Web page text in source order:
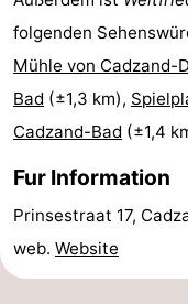
Forum
Route
-
Parken
Reisebuchshop
Adressen
Region
folgenden
Mühle von Cadzand-
Bad (±1,3 km),
Cadzand-Bad (±1,4
Fur Information
Prinsestraat 17,
web. Website